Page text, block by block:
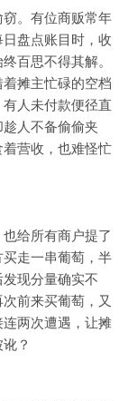
。有位商贩常年
盘点账目时，收
百思不得其解。
摊主忙碌的空档
人未付款便径直
人不备偷偷夹
营收，也难怪忙
给所有商户提了
走一串葡萄，半
现分量确实不
前来买葡萄，又
两次遭遇，让摊
？